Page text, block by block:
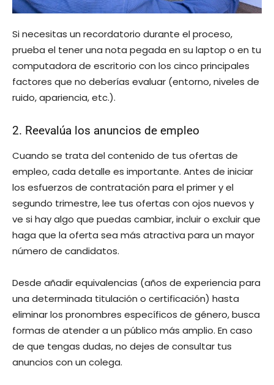
Si necesitas un recordatorio durante el proceso,
prueba el tener una nota pegada en su laptop o en tu
computadora de escritorio con los cinco principales
factores que no deberías evaluar (entorno, niveles de
ruido, apariencia, etc.).
2. Reevalúa los anuncios de empleo
Cuando se trata del contenido de tus ofertas de
empleo, cada detalle es importante. Antes de iniciar
los esfuerzos de contratación para el primer y el
segundo trimestre, lee tus ofertas con ojos nuevos y
ve si hay algo que puedas cambiar, incluir o excluir que
haga que la oferta sea más atractiva para un mayor
número de candidatos.
Desde añadir equivalencias (años de experiencia para
una determinada titulación o certificación) hasta
eliminar los pronombres específicos de género, busca
formas de atender a un público más amplio. En caso
de que tengas dudas, no dejes de consultar tus
anuncios con un colega.